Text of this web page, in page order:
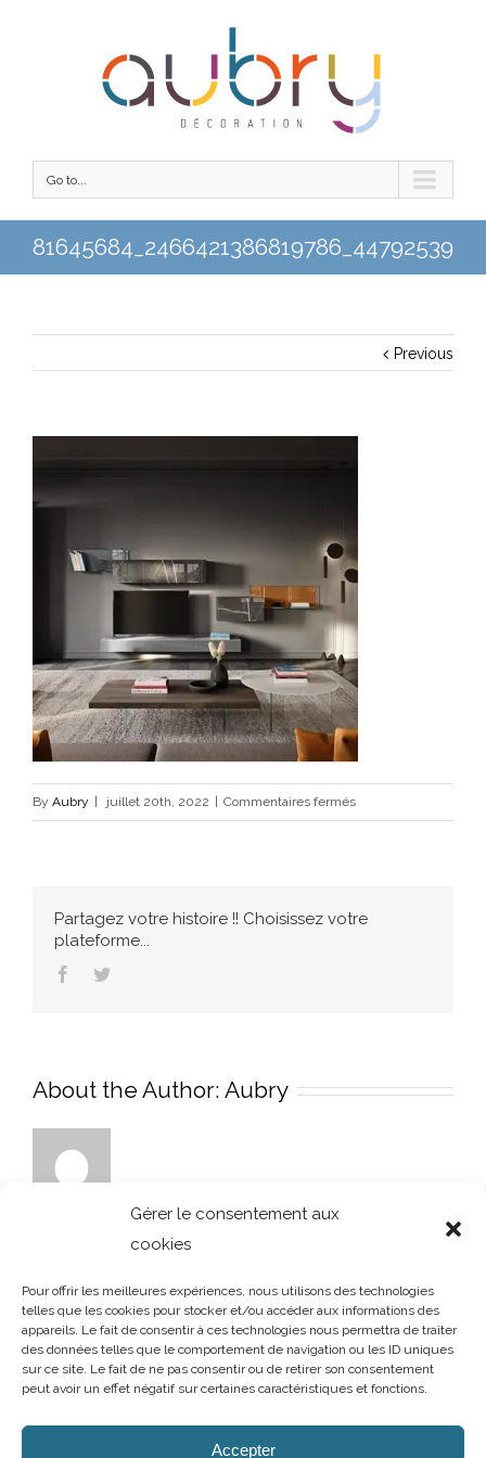
Gérer le consentement aux
cookies
Pour offrir les meilleures expériences, nous utilisons des technologies
telles que les cookies pour stocker et/ou accéder aux informations des
appareils. Le fait de consentir à ces technologies nous permettra de traiter
des données telles que le comportement de navigation ou les ID uniques
sur ce site. Le fait de ne pas consentir ou de retirer son consentement
peut avoir un effet négatif sur certaines caractéristiques et fonctions.
Accepter
Go to...
Previous
By Aubry juillet 20th, 2022 Commentaires ferméssur
Partagez votre histoire !! Choisissez votre
plateforme...
Facebook
About the Author: Aubry
60 86 (showroom n°2) /aubry-decoration@orange.fr